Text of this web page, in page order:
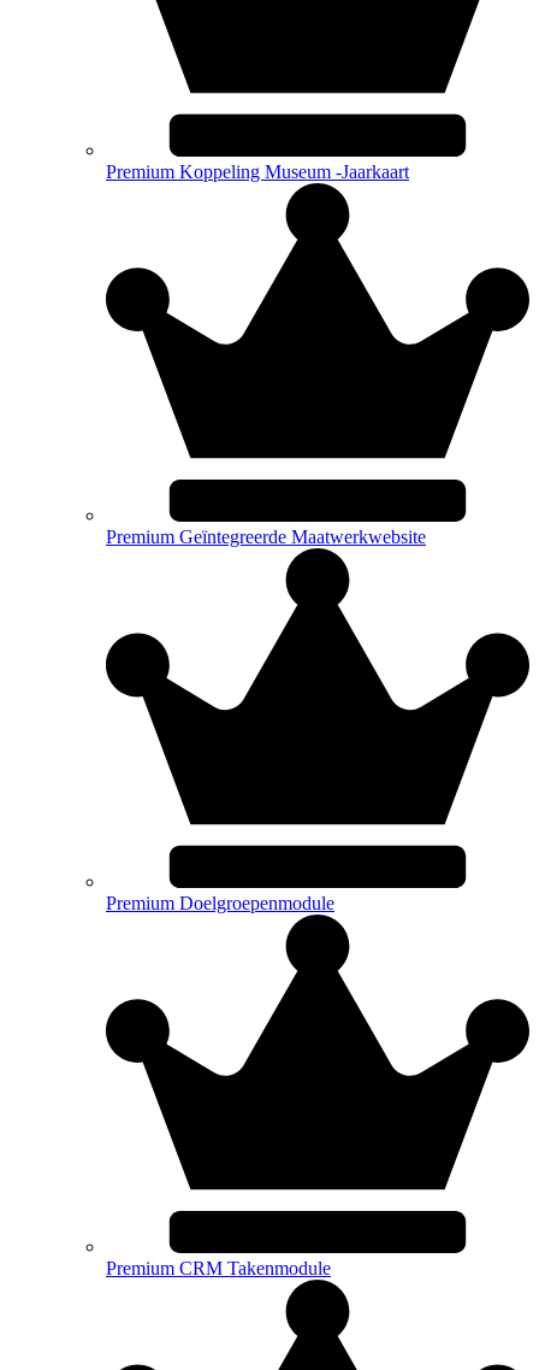
Premium Koppeling Museum -Jaarkaart
Premium Geïntegreerde Maatwerkwebsite
Premium Doelgroepenmodule
Premium CRM Takenmodule